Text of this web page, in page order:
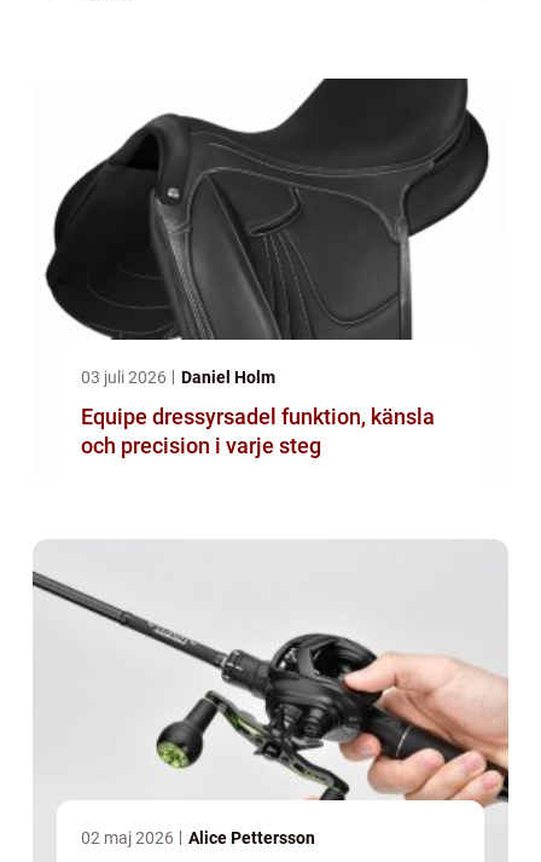
03 juli 2026 Daniel Holm
Equipe dressyrsadel funktion, känsla
och precision i varje steg
02 maj 2026 Alice Pettersson